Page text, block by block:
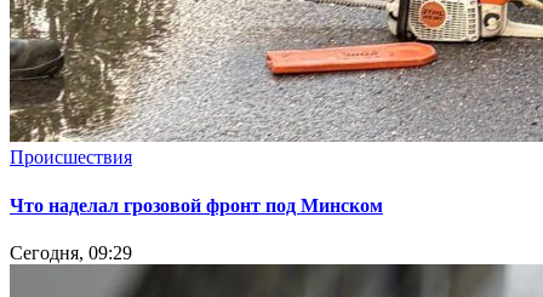
Происшествия
Что наделал грозовой фронт под Минском
Сегодня, 09:29